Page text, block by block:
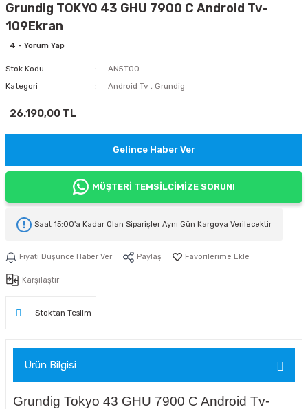
Grundig TOKYO 43 GHU 7900 C Android Tv-
109Ekran
4 - Yorum Yap
Stok Kodu
AN5T00
Kategori
Android Tv , Grundig
26.190,00 TL
Gelince Haber Ver
MÜŞTERİ TEMSİLCİMİZE SORUN!
Saat 15:00'a Kadar Olan Siparişler Aynı Gün Kargoya Verilecektir
Fiyatı Düşünce Haber Ver Paylaş
Karşılaştır
Stoktan Teslim
Ürün Bilgisi
Grundig Tokyo 43 GHU 7900 C Android Tv-